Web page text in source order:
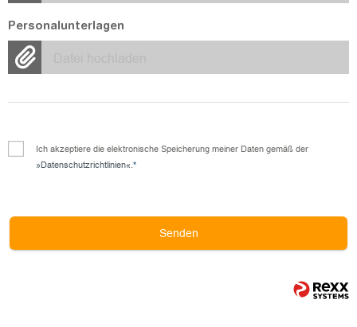
Personalunterlagen
Ich akzeptiere die elektronische Speicherung meiner Daten gemäß der
Datenschutzrichtlinien .*
Senden